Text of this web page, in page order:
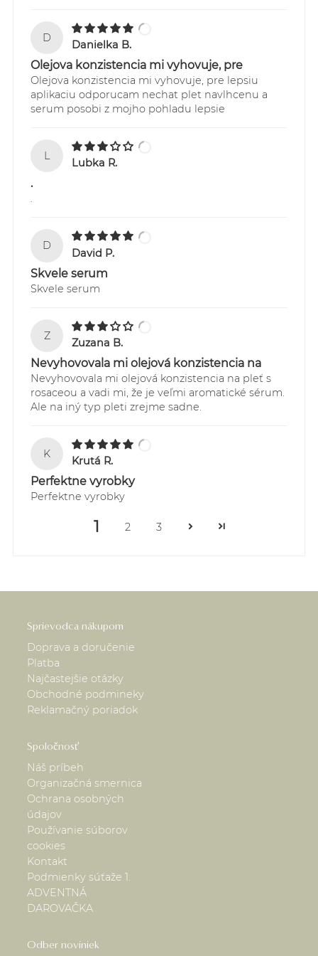
Sledovanie Vašich zásielok je možné
prostredníctvom webstránky:
https://online.gls-slovakia.sk/index.php
D
Danielka B.
Olejova konzistencia mi vyhovuje, pre
Olejova konzistencia mi vyhovuje, pre lepsiu
aplikaciu odporucam nechat plet navlhcenu a
serum posobi z mojho pohladu lepsie
L
Lubka R.
.
.
D
David P.
Skvele serum
Skvele serum
Z
Zuzana B.
Nevyhovovala mi olejová konzistencia na
Nevyhovovala mi olejová konzistencia na pleť s
rosaceou a vadi mi, že je veľmi aromatické sérum.
Ale na iný typ pleti zrejme sadne.
K
Krutá R.
Perfektne vyrobky
Perfektne vyrobky
1 2 3
Sprievodca nákupom
Doprava a doručenie
Platba
Najčastejšie otázky
Obchodné podmineky
Reklamačný poriadok
Spoločnosť
Náš príbeh
Organizačná smernica
Ochrana osobných
údajov
Používanie súborov
cookies
Kontakt
Podmienky súťaže 1.
ADVENTNÁ
DAROVAČKA
Odber noviniek